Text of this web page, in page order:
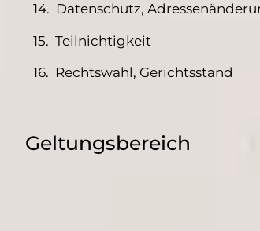
Datenschutz,
Teilnichtigkeit
Rechtswahl, Gerichtsstand
Geltungsbereich